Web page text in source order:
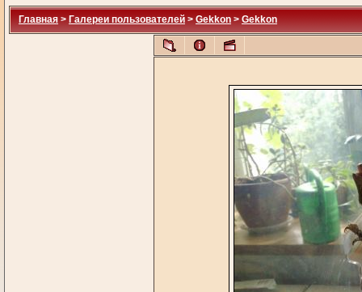
Главная > Галереи пользователей > Gekkon > Gekkon